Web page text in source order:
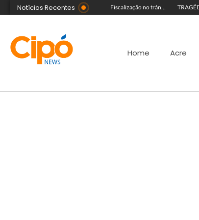
Notícias Recentes
Guida Aquino deixa reitoria da Ufac e publica carta aberta com balanço de gestão Fiscalização no trânsito reduz as autuações por embriaguez ao longo da Expoacre
Home Acre